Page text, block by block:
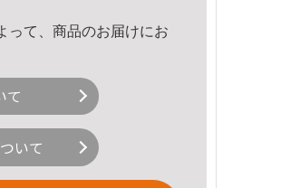
って、商品のお届けにお
て
いて